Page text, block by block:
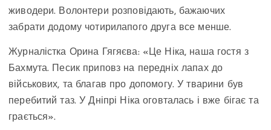
живодери. Волонтери розповідають, бажаючих
забрати додому чотирилапого друга все менше.
Журналістка Орина Гягяєва: «Це Ніка, наша гостя з
Бахмута. Песик приповз на передніх лапах до
військових, та благав про допомогу. У тварини був
перебитий таз. У Дніпрі Ніка оговталась і вже бігає та
грається».